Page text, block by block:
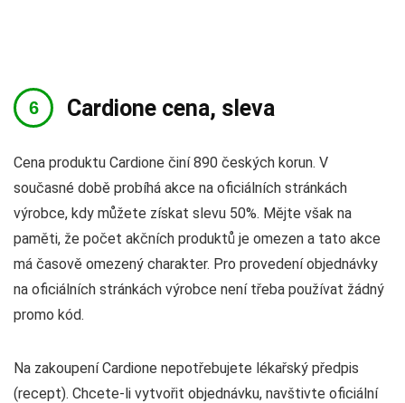
Cardione cena, sleva
Cena produktu Cardione činí 890 českých korun. V
současné době probíhá akce na oficiálních stránkách
výrobce, kdy můžete získat slevu 50%. Mějte však na
paměti, že počet akčních produktů je omezen a tato akce
má časově omezený charakter. Pro provedení objednávky
na oficiálních stránkách výrobce není třeba používat žádný
promo kód.
Na zakoupení Cardione nepotřebujete lékařský předpis
(recept). Chcete-li vytvořit objednávku, navštivte oficiální